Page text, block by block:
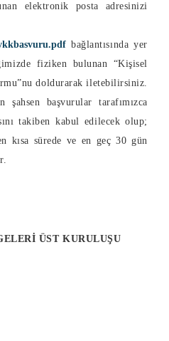
elektronik posta adresinizi
bağlantısında yer
fiziken bulunan “Kişisel
doldurarak iletebilirsiniz.
şahsen başvurular tarafımızca
takiben kabul edilecek olup;
kısa sürede ve en geç 30 gün
ÜST KURULUŞU